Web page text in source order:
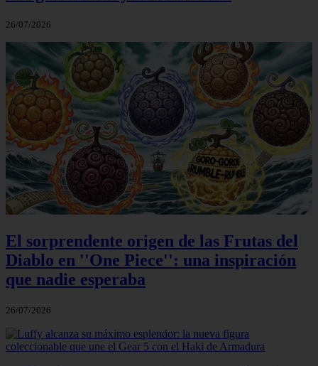
26/07/2026
El sorprendente origen de las Frutas del
Diablo en ''One Piece'': una inspiración
que nadie esperaba
26/07/2026